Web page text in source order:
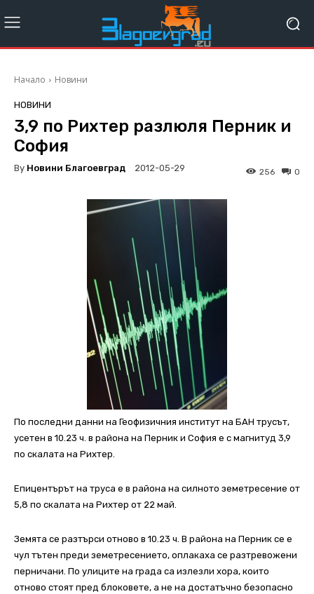
Начало Новини
НОВИНИ
3,9 по Рихтер разлюля Перник и
София
By Новини Благоевград 2012-05-29 0
256
По последни данни на Геофизичния институт на БАН трусът,
усетен в 10.23 ч. в района на Перник и София е с магнитуд 3,9
по скалата на Рихтер.
Епицентърът на труса е в района на силното земетресение от
5,8 по скалата на Рихтер от 22 май.
Земята се разтърси отново в 10.23 ч. В района на Перник се е
чул тътен преди земетресението, оплакаха се разтревожени
перничани. По улиците на града са излезли хора, които
отново стоят пред блоковете, а не на достатъчно безопасно